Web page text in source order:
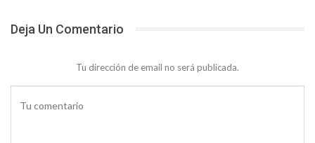
Deja Un Comentario
Tu dirección de email no será publicada.